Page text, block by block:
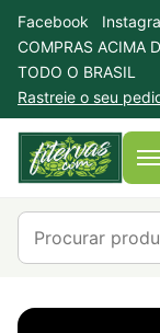
Facebook
COMPRAS ACIMA
TODO O BRASIL
Rastreie o seu